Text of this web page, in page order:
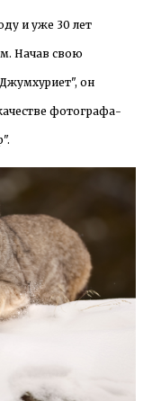
и уже 30 лет
Начав свою
он
фотографа-